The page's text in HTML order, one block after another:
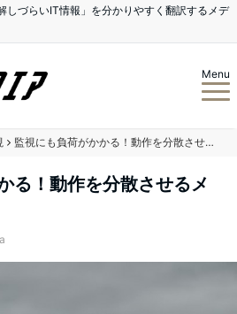
しづらいIT情報」を分かりやすく翻訳するメデ
Menu
監視にも負荷がかかる！動作を分散させるメリット
る！動作を分散させるメ